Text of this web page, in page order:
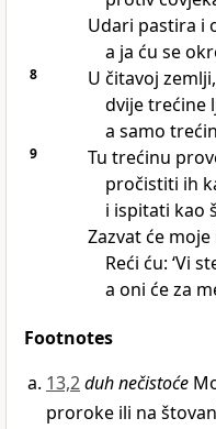
Udari pastira i
a ja ću se
8
U čitavoj
dvije trećine
a samo
9
Tu trećinu
pročistiti ih
i ispitati kao
Zazvat će
Reći ću: ‘Vi
a oni će za
Footnotes
13,2duh nečistoće
proroke ili na